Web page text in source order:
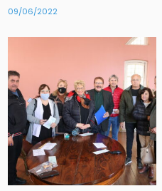
09/06/2022
Posted
in